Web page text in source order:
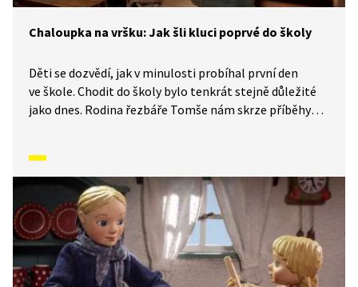
Chaloupka na vršku: Jak šli kluci poprvé do školy
Děti se dozvědí, jak v minulosti probíhal první den
ve škole. Chodit do školy bylo tenkrát stejně důležité
jako dnes. Rodina řezbáře Tomše nám skrze příběhy
v souladu s přírodou. Video inspirované lidovými zvyky
a písněmi navazuje na poetiku klasických Trnkových
filmů.